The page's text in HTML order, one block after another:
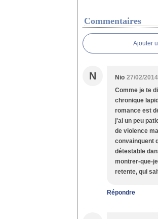
Commentaires
Ajouter
N Nio 27/02/
Comme je te
chronique
romance est
j'ai un peu
de violence
convainquent
détestable
montrer-que-
retente, qui
Répondre